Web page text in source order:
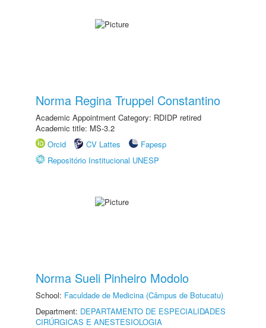
Norma Regina Truppel Constantino
Academic Appointment Category: RDIDP retired
Academic title: MS-3.2
Orcid
CV Lattes
Fapesp
Repositório Institucional UNESP
Norma Sueli Pinheiro Modolo
School: Faculdade de Medicina (Câmpus de Botucatu)
Department: DEPARTAMENTO DE ESPECIALIDADES
CIRÚRGICAS E ANESTESIOLOGIA